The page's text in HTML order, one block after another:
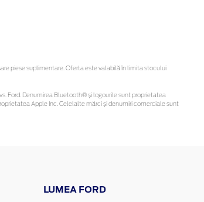
piese suplimentare. Oferta este valabilă în limita stocului
Ford. Denumirea Bluetooth® și logourile sunt proprietatea
Apple Inc. Celelalte mărci și denumiri comerciale sunt
LUMEA FORD